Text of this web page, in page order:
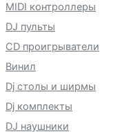
MIDI контроллеры
DJ пульты
CD проигрыватели
Винил
Dj столы и ширмы
Dj комплекты
DJ наушники